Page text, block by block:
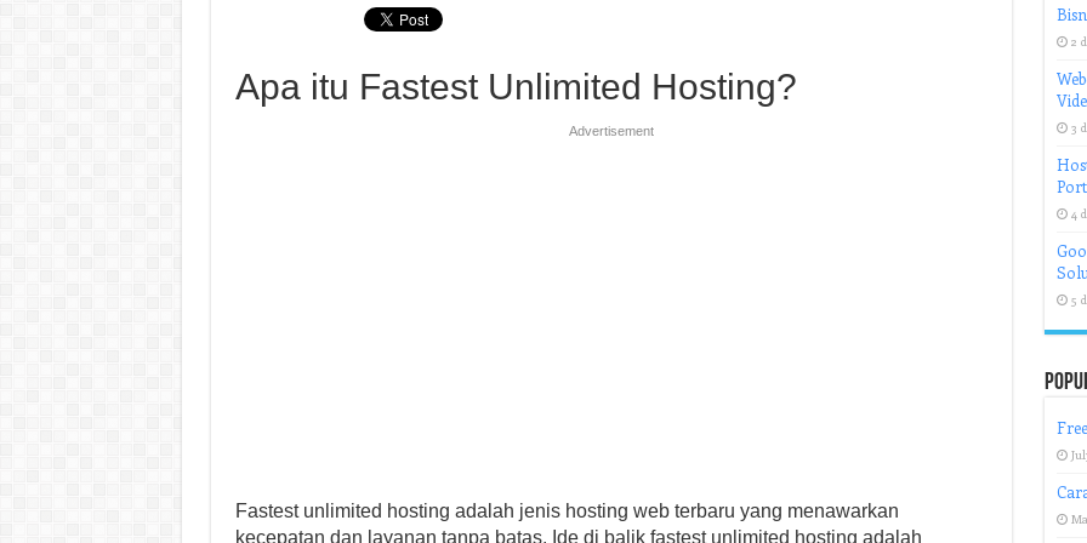
Apa itu Fastest Unlimited Hosting?
Advertisement
Fastest unlimited hosting adalah jenis hosting web terbaru yang menawarkan
kecepatan dan layanan tanpa batas. Ide di balik fastest unlimited hosting adalah
2
3
4
5